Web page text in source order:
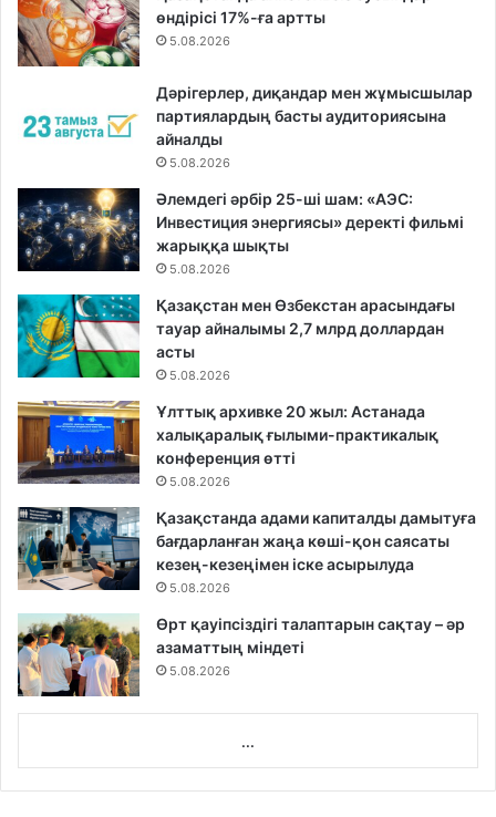
өндірісі 17%-ға артты
5.08.2026
Дәрігерлер, диқандар мен жұмысшылар
партиялардың басты аудиториясына
айналды
5.08.2026
Әлемдегі әрбір 25-ші шам: «АЭС:
Инвестиция энергиясы» деректі фильмі
жарыққа шықты
5.08.2026
Қазақстан мен Өзбекстан арасындағы
тауар айналымы 2,7 млрд доллардан
асты
5.08.2026
Ұлттық архивке 20 жыл: Астанада
халықаралық ғылыми-практикалық
конференция өтті
5.08.2026
Қазақстанда адами капиталды дамытуға
бағдарланған жаңа көші-қон саясаты
кезең-кезеңімен іске асырылуда
5.08.2026
Өрт қауіпсіздігі талаптарын сақтау – әр
азаматтың міндеті
5.08.2026
...